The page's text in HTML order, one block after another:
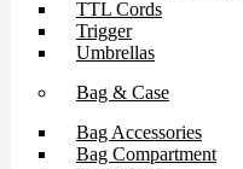
TTL Cords
Trigger
Umbrellas
Bag & Case
Bag Accessories
Bag Compartment